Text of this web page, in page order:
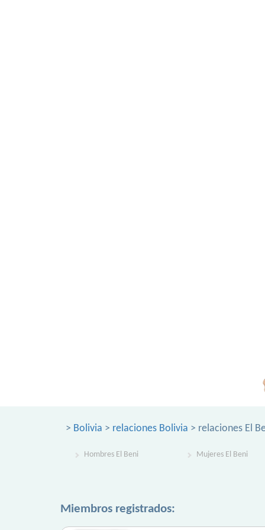
> Bolivia > relaciones Bolivia > relaciones El
Hombres El Beni Mujeres El Beni
Miembros registrados: